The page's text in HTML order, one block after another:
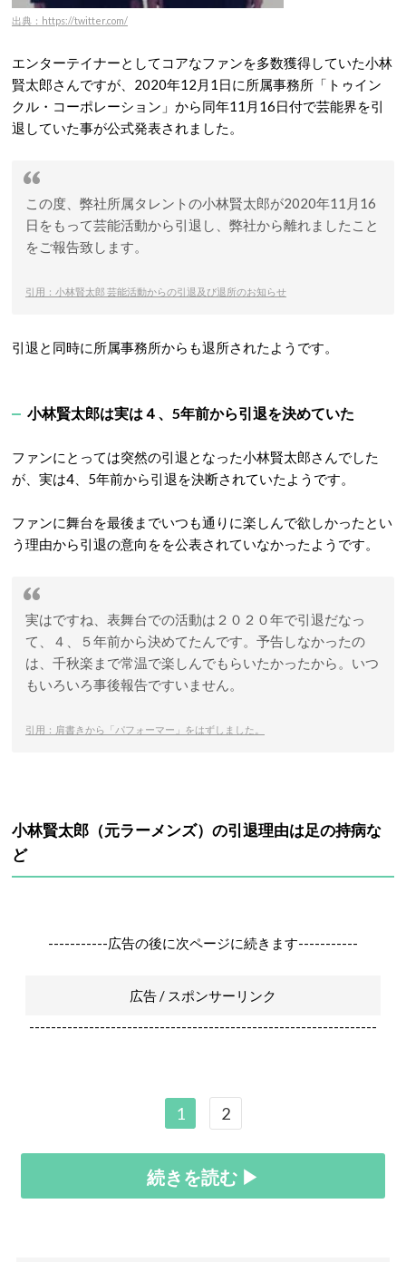
出典：https://twitter.com/
エンターテイナーとしてコアなファンを多数獲得していた小林
賢太郎さんですが、2020年12月1日に所属事務所「トゥイン
クル・コーポレーション」から同年11月16日付で芸能界を引
退していた事が公式発表されました。
この度、弊社所属タレントの小林賢太郎が2020年11月16
日をもって芸能活動から引退し、弊社から離れましたこと
をご報告致します。
引用：小林賢太郎 芸能活動からの引退及び退所のお知らせ
引退と同時に所属事務所からも退所されたようです。
小林賢太郎は実は４、5年前から引退を決めていた
ファンにとっては突然の引退となった小林賢太郎さんでした
が、実は4、5年前から引退を決断されていたようです。
ファンに舞台を最後までいつも通りに楽しんで欲しかったとい
う理由から引退の意向をを公表されていなかったようです。
実はですね、表舞台での活動は２０２０年で引退だなっ
て、４、５年前から決めてたんです。予告しなかったの
は、千秋楽まで常温で楽しんでもらいたかったから。いつ
もいろいろ事後報告ですいません。
引用：肩書きから「パフォーマー」をはずしました。
小林賢太郎（元ラーメンズ）の引退理由は足の持病な
ど
-----------広告の後に次ページに続きます-----------
広告 / スポンサーリンク
----------------------------------------------------------------
1 2
続きを読む ▶